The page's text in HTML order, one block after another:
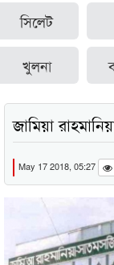
সিলেট
খুলনা
জামিয়া
May 17 2018, 05:27